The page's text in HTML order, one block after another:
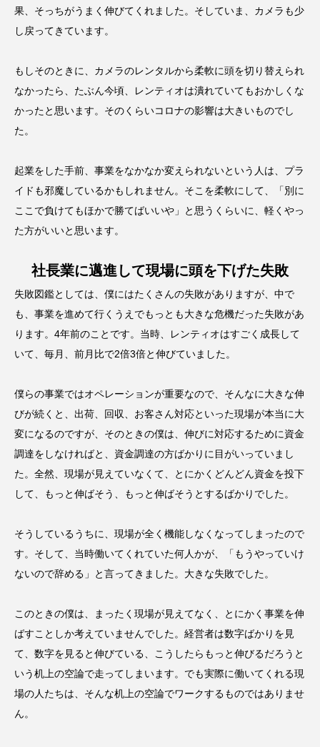
果、そっちがうまく伸びてくれました。そしていま、カメラも少
し戻ってきています。
もしそのときに、カメラのレンタルから柔軟に頭を切り替えられ
なかったら、たぶん今頃、レンティオは潰れていてもおかしくな
かったと思います。そのくらいコロナの影響は大きいものでし
た。
起業をした手前、事業をなかなか変えられないという人は、プラ
イドも邪魔しているかもしれません。そこを柔軟にして、「別に
ここで負けてもほかで勝てばいいや」と思うくらいに、軽くやっ
た方がいいと思います。
社長業に邁進して現場に頭を下げた失敗
失敗図鑑としては、僕にはたくさんの失敗がありますが、中で
も、事業を進めて行くうえでもっとも大きな危機だった失敗があ
ります。4年前のことです。当時、レンティオはすごく成長して
いて、毎月、前月比で2倍3倍と伸びていました。
僕らの事業ではオペレーションが重要なので、そんなに大きな伸
びが続くと、出荷、回収、お客さん対応といった現場が本当に大
変になるのですが、そのときの僕は、伸びに対応するために資金
調達をしなければと、資金調達の方ばかりに目がいっていまし
た。全然、現場が見えていなくて、とにかくどんどん資金を投下
して、もっと伸ばそう、もっと伸ばそうとするばかりでした。
そうしているうちに、現場が全く機能しなくなってしまったので
す。そして、当時働いてくれていた何人かが、「もうやっていけ
ないので辞める」と言ってきました。大きな失敗でした。
このときの僕は、まったく現場が見えてなく、とにかく事業を伸
ばすことしか考えていませんでした。経営者は数字ばかりを見
て、数字を見ると伸びている、こうしたらもっと伸びるだろうと
いう机上の空論で走ってしまいます。でも実際に働いてくれる現
場の人たちは、そんな机上の空論でワークするものではありませ
ん。